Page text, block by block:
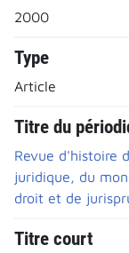
2000
Type
Article
Titre du
Revue d'histoire
juridique, du
droit et de
Titre court